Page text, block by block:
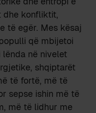
dhe konfliktit,
të egër. Mes kësaj
që mbijetoi
lënda në nivelet
shqiptarët
të fortë, më të
sepse ishin më të
më të lidhur me